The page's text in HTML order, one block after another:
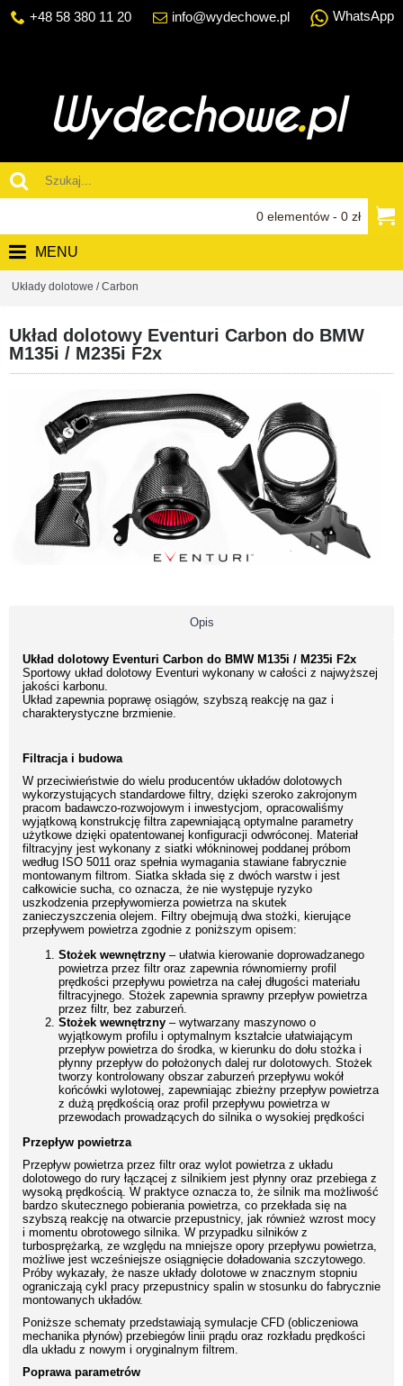
+48 58 380 11 20 info@wydechowe.pl WhatsApp
0 elementów - 0 zł
MENU
Układy dolotowe / Carbon
Układ dolotowy Eventuri Carbon do BMW
M135i / M235i F2x
Opis
Układ dolotowy Eventuri Carbon do BMW M135i / M235i F2x
Sportowy układ dolotowy Eventuri wykonany w całości z najwyższej
jakości karbonu.
Układ zapewnia poprawę osiągów, szybszą reakcję na gaz i
charakterystyczne brzmienie.
Filtracja i budowa
W przeciwieństwie do wielu producentów układów dolotowych
wykorzystujących standardowe filtry, dzięki szeroko zakrojonym
pracom badawczo-rozwojowym i inwestycjom, opracowaliśmy
wyjątkową konstrukcję filtra zapewniającą optymalne parametry
użytkowe dzięki opatentowanej konfiguracji odwróconej. Materiał
filtracyjny jest wykonany z siatki włókninowej poddanej próbom
według ISO 5011 oraz spełnia wymagania stawiane fabrycznie
montowanym filtrom. Siatka składa się z dwóch warstw i jest
całkowicie sucha, co oznacza, że nie występuje ryzyko
uszkodzenia przepływomierza powietrza na skutek
zanieczyszczenia olejem. Filtry obejmują dwa stożki, kierujące
przepływem powietrza zgodnie z poniższym opisem:
Stożek wewnętrzny – ułatwia kierowanie doprowadzanego
powietrza przez filtr oraz zapewnia równomierny profil
prędkości przepływu powietrza na całej długości materiału
filtracyjnego. Stożek zapewnia sprawny przepływ powietrza
przez filtr, bez zaburzeń.
Stożek wewnętrzny – wytwarzany maszynowo o
wyjątkowym profilu i optymalnym kształcie ułatwiającym
przepływ powietrza do środka, w kierunku do dołu stożka i
płynny przepływ do położonych dalej rur dolotowych. Stożek
tworzy kontrolowany obszar zaburzeń przepływu wokół
końcówki wylotowej, zapewniając zbieżny przepływ powietrza
z dużą prędkością oraz profil przepływu powietrza w
przewodach prowadzących do silnika o wysokiej prędkości
Przepływ powietrza
Przepływ powietrza przez filtr oraz wylot powietrza z układu
dolotowego do rury łączącej z silnikiem jest płynny oraz przebiega z
wysoką prędkością. W praktyce oznacza to, że silnik ma możliwość
bardzo skutecznego pobierania powietrza, co przekłada się na
szybszą reakcję na otwarcie przepustnicy, jak również wzrost mocy
i momentu obrotowego silnika. W przypadku silników z
turbosprężarką, ze względu na mniejsze opory przepływu powietrza,
możliwe jest wcześniejsze osiągnięcie doładowania szczytowego.
Próby wykazały, że nasze układy dolotowe w znacznym stopniu
ograniczają cykl pracy przepustnicy spalin w stosunku do fabrycznie
montowanych układów.
Poniższe schematy przedstawiają symulacje CFD (obliczeniowa
mechanika płynów) przebiegów linii prądu oraz rozkładu prędkości
dla układu z nowym i oryginalnym filtrem.
Poprawa parametrów